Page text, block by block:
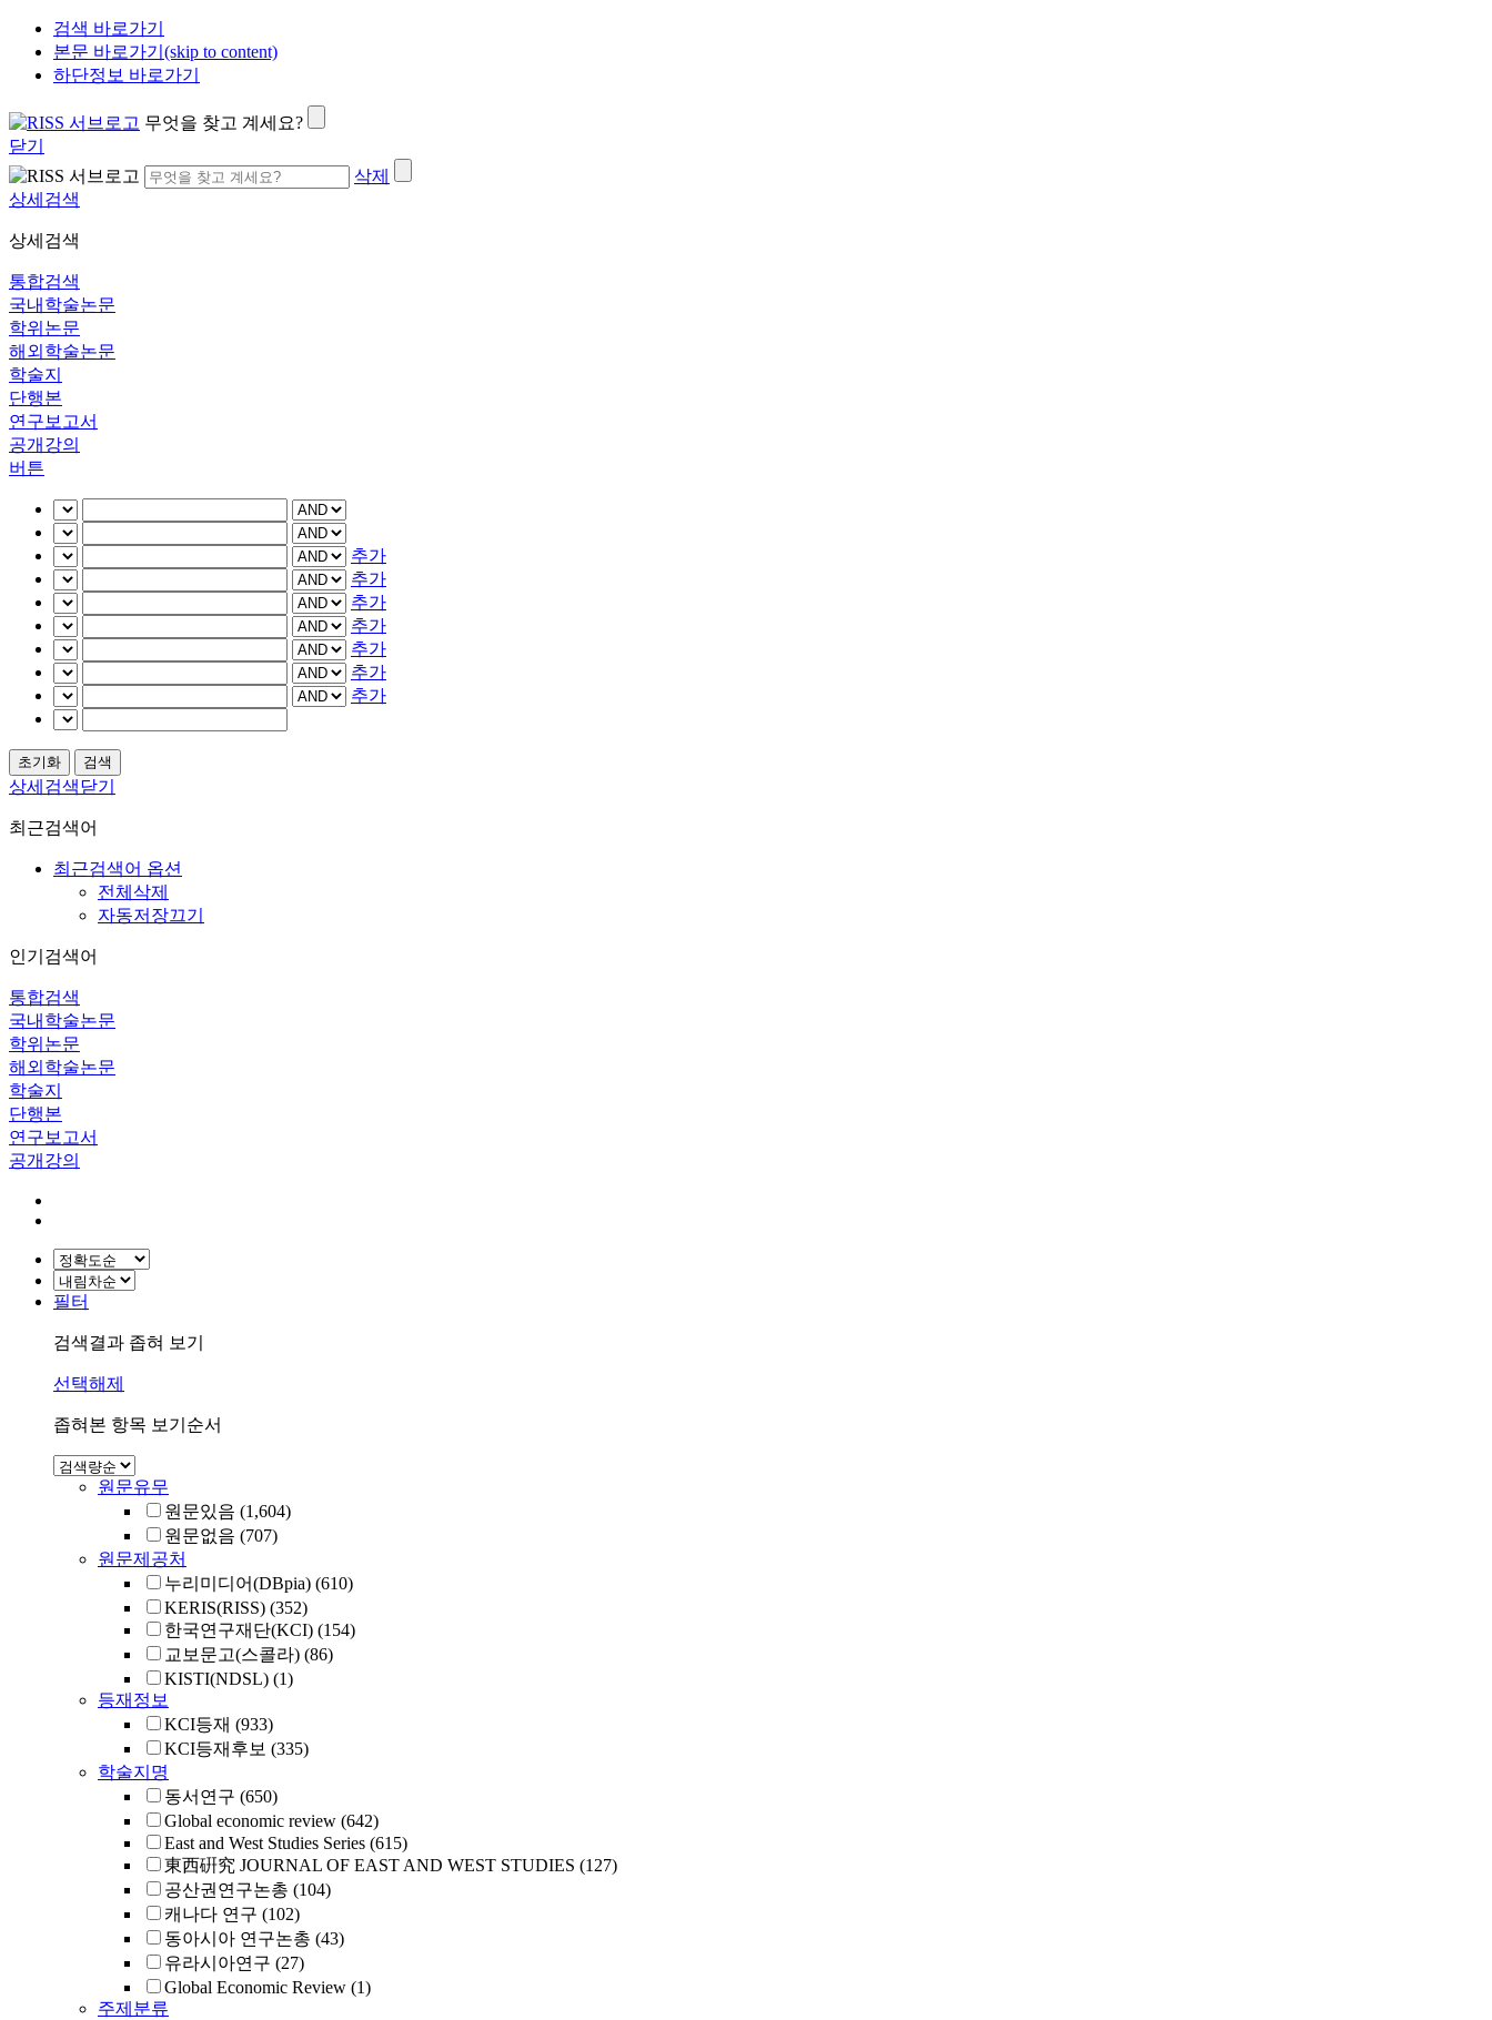
검색 바로가기
본문 바로가기(skip to content)
하단정보 바로가기
무엇을 찾고 계세요?
닫기
삭제
상세검색
상세검색
통합검색
국내학술논문
학위논문
해외학술논문
학술지
단행본
연구보고서
공개강의
버튼
추가
추가
추가
추가
추가
추가
추가
상세검색닫기
최근검색어
최근검색어 옵션
전체삭제
자동저장끄기
인기검색어
통합검색
국내학술논문
학위논문
해외학술논문
학술지
단행본
연구보고서
공개강의
필터
검색결과 좁혀 보기
선택해제
좁혀본 항목 보기순서
원문유무
원문있음 (1,604)
원문없음 (707)
원문제공처
누리미디어(DBpia) (610)
KERIS(RISS) (352)
한국연구재단(KCI) (154)
교보문고(스콜라) (86)
KISTI(NDSL) (1)
등재정보
KCI등재 (933)
KCI등재후보 (335)
학술지명
동서연구 (650)
Global economic review (642)
East and West Studies Series (615)
東西硏究 JOURNAL OF EAST AND WEST STUDIES (127)
공산권연구논총 (104)
캐나다 연구 (102)
동아시아 연구논총 (43)
유라시아연구 (27)
Global Economic Review (1)
주제분류